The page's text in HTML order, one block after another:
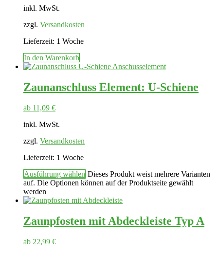
inkl. MwSt.
zzgl. Versandkosten
Lieferzeit: 1 Woche
In den Warenkorb
Zaunanschluss Element: U-Schiene
ab 11,09 €
inkl. MwSt.
zzgl. Versandkosten
Lieferzeit: 1 Woche
Ausführung wählen Dieses Produkt weist mehrere Varianten
auf. Die Optionen können auf der Produktseite gewählt
werden
Zaunpfosten mit Abdeckleiste Typ A
ab 22,99 €